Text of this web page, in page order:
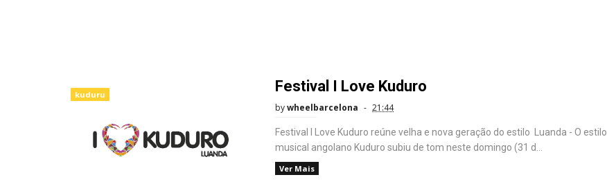
kuduru Festival I Love Kuduro
bywheelbarcelona 21:44
Festival I Love Kuduro reúne velha e nova geração do estilo Luanda - O estilo
musical angolano Kuduro subiu de tom neste domingo (31 d...
Ver Mais